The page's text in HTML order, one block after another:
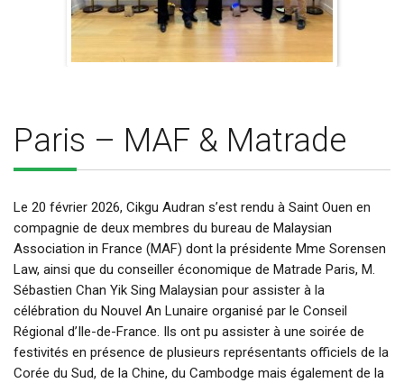
Paris – MAF & Matrade
Le 20 février 2026, Cikgu Audran s’est rendu à Saint Ouen en
compagnie de deux membres du bureau de Malaysian
Association in France (MAF) dont la présidente Mme Sorensen
Law, ainsi que du conseiller économique de Matrade Paris, M.
Sébastien Chan Yik Sing Malaysian pour assister à la
célébration du Nouvel An Lunaire organisé par le Conseil
Régional d’Ile-de-France. Ils ont pu assister à une soirée de
festivités en présence de plusieurs représentants officiels de la
Corée du Sud, de la Chine, du Cambodge mais également de la